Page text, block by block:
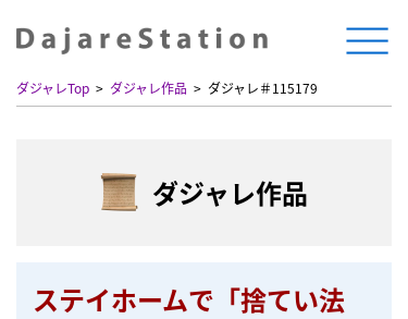
ダジャレTop ダジャレ作品 ダジャレ＃115179
ダジャレ作品
ステイホームで「捨てい法